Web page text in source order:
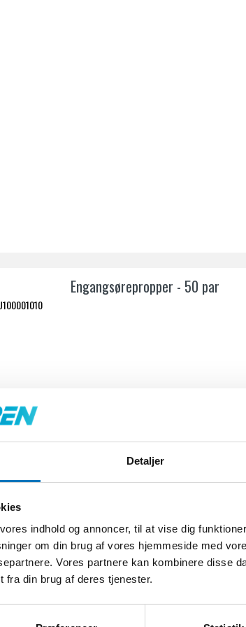
Detaljer
indhold og annoncer, til at vise dig
om din brug af vores hjemmeside med
Vores partnere kan kombinere disse
fra din brug af deres tjenester.
Engangsørepropper - 50 par
Engangsørepropper - 200 par